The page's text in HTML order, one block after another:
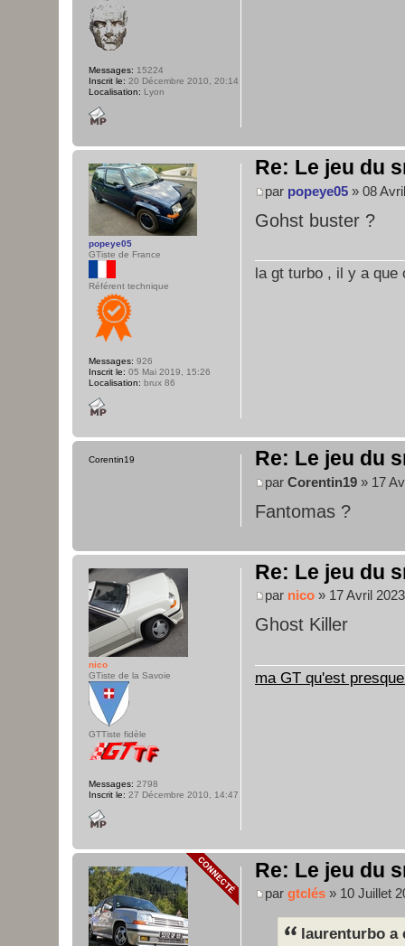
Messages: 15224
Inscrit le: 20 Décembre 2010, 20:14
Localisation: Lyon
Re: Le jeu du
par popeye05 » 08
Gohst buster ?
la gt turbo , il y a que
popeye05
GTiste de France
Référent technique
Messages: 926
Inscrit le: 05 Mai 2019, 15:26
Localisation: brux 86
Re: Le jeu du
par Corentin19 » 17
Fantomas ?
Corentin19
Re: Le jeu du
par nico » 17 Avril
Ghost Killer
ma GT qu'est
nico
GTiste de la Savoie
GTTiste fidèle
Messages: 2798
Inscrit le: 27 Décembre 2010, 14:47
Re: Le jeu du
par gtclés » 10 Juillet
laurenturbo a